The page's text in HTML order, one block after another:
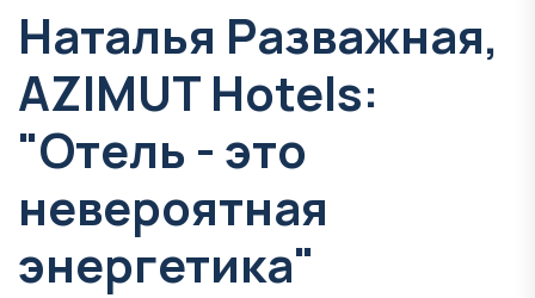
Наталья Разважная,
AZIMUT Hotels:
"Отель - это
невероятная
энергетика"